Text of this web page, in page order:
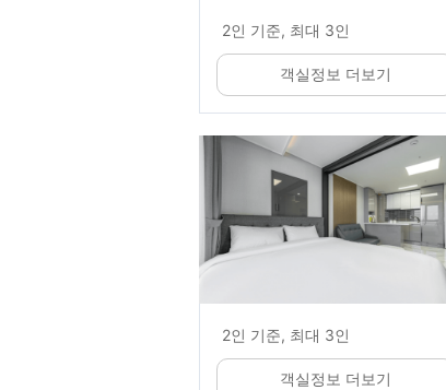
2인 기준, 최대 3인
객실정보 더보기
2인 기준, 최대 3인
객실정보 더보기